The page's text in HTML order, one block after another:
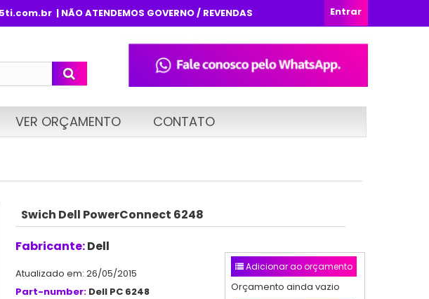
Entrar
| NÃO ATENDEMOS GOVERNO / REVENDAS
VER ORÇAMENTO CONTATO
Swich Dell PowerConnect 6248
Fabricante:Dell
Atualizado em: 26/05/2015
Part-number: Dell PC 6248
Adicionar ao orçamento
Orçamento ainda vazio